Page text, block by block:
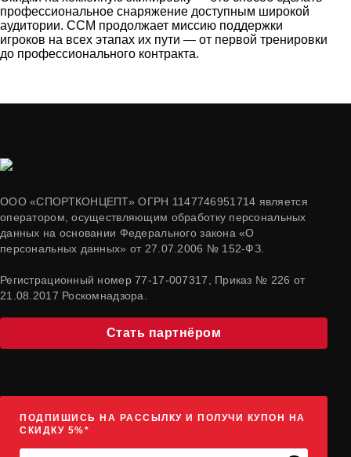
профессиональное снаряжение доступным широкой
аудитории. CCM продолжает миссию поддержки
игроков на всех этапах их пути — от первой тренировки
до профессионального контракта.
ООО «СПОРТКОНЦЕПТ» ОГРН 1147746951714 является
оператором, осуществляющим обработку персональных
данных на основании Федерального закона «О
персональных данных» от 27.07.2006 № 152-ФЗ.
Регистрационный номер 77-17-007317, Приказ № 226 от
21.08.2017 Роскомнадзора.
Стать партнёром
ПОДПИШИСЬ НА РАССЫЛКУ И ПОЛУЧИ КУПОН НА
СКИДКУ 5%*